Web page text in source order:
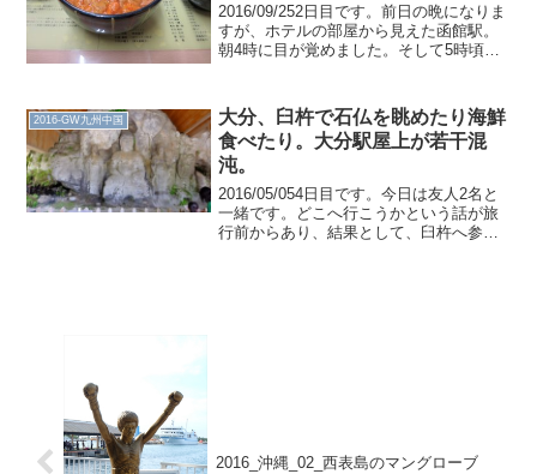
2016/09/252日目です。前日の晩になりま
すが、ホテルの部屋から見えた函館駅。
朝4時に目が覚めました。そして5時頃、
関係ない北海道っぽい道。TVを見ていま
すと、定...
2016-GW九州中国
大分、臼杵で石仏を眺めたり海鮮
食べたり。大分駅屋上が若干混
沌。
2016/05/054日目です。今日は友人2名と
一緒です。どこへ行こうかという話が旅
行前からあり、結果として、臼杵へ参り
2016_沖縄_02_西表島のマングローブ